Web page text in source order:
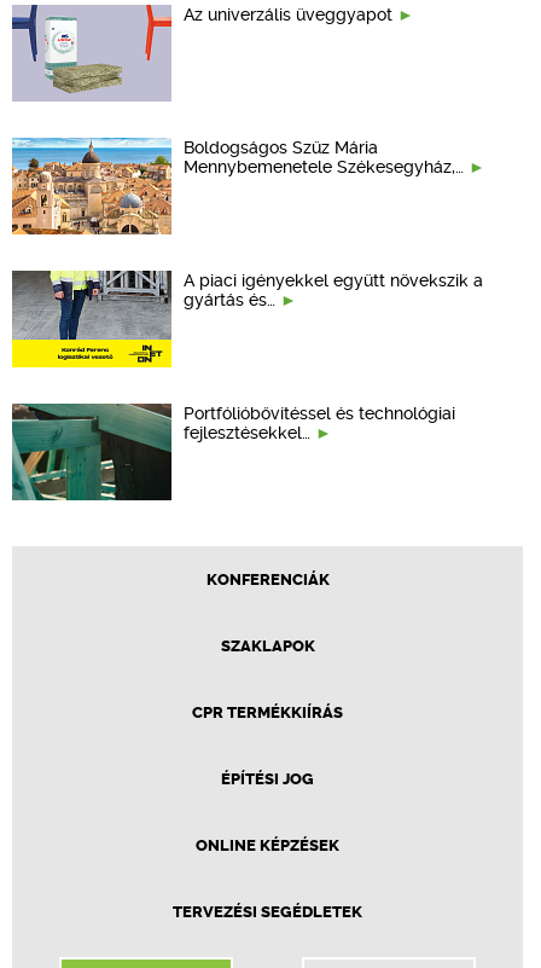
Az univerzális üveggyapot
Boldogságos Szűz Mária
Mennybemenetele Székesegyház,…
A piaci igényekkel együtt növekszik a
gyártás és…
Portfólióbővítéssel és technológiai
fejlesztésekkel…
KONFERENCIÁK
SZAKLAPOK
CPR TERMÉKKIÍRÁS
ÉPÍTÉSI JOG
ONLINE KÉPZÉSEK
TERVEZÉSI SEGÉDLETEK